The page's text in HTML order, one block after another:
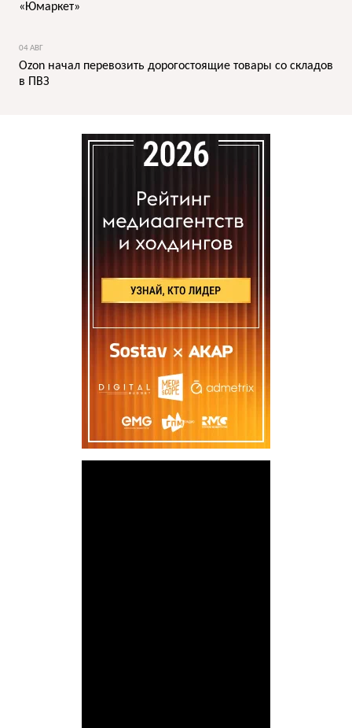
«Юмаркет»
04 АВГ
Ozon начал перевозить дорогостоящие товары со складов
в ПВЗ